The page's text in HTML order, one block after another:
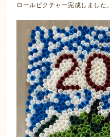
ロールピクチャー完成しました。